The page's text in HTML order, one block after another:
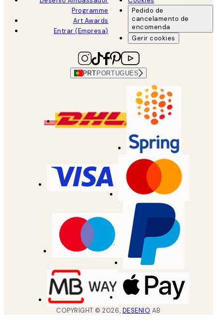
Programme
Art Awards
Entrar (Empresa)
Pedido de
cancelamento de
encomenda
Gerir cookies
PRT PORTUGUES
COPYRIGHT ©2026, DESENIO AB